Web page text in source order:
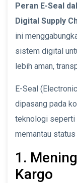
Peran E-Seal
Digital Supply
ini
sistem digital
lebih aman,
E-Seal
dipasang pada
teknologi seperti
memantau
1.
Kargo